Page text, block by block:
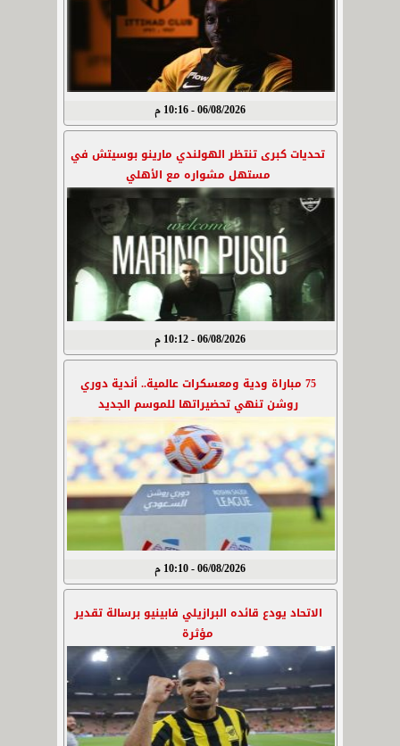
06/08/2026 - 10:16 م
تحديات كبرى تنتظر الهولندي مارينو بوسيتش في
مستهل مشواره مع الأهلي
06/08/2026 - 10:12 م
75 مباراة ودية ومعسكرات عالمية.. أندية دوري
روشن تنهي تحضيراتها للموسم الجديد
06/08/2026 - 10:10 م
الاتحاد يودع قائده البرازيلي فابينيو برسالة تقدير
مؤثرة